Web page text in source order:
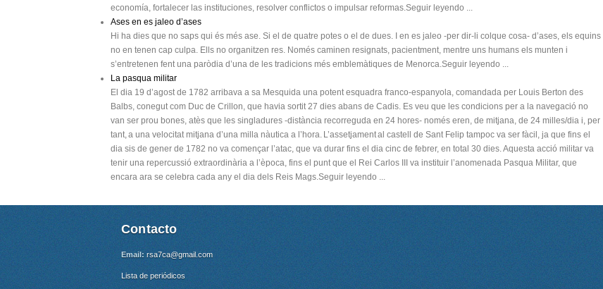
economía, fortalecer las instituciones, resolver conflictos o impulsar reformas.Seguir leyendo ...
Ases en es jaleo d’ases
Hi ha dies que no saps qui és més ase. Si el de quatre potes o el de dues. I en es jaleo -per dir-li colque cosa- d’ases, els equins
no en tenen cap culpa. Ells no organitzen res. Només caminen resignats, pacientment, mentre uns humans els munten i
s’entretenen fent una paròdia d’una de les tradicions més emblemàtiques de Menorca.Seguir leyendo ...
La pasqua militar
El dia 19 d’agost de 1782 arribava a sa Mesquida una potent esquadra franco-espanyola, comandada per Louis Berton des
Balbs, conegut com Duc de Crillon, que havia sortit 27 dies abans de Cadis. Es veu que les condicions per a la navegació no
van ser prou bones, atès que les singladures -distància recorreguda en 24 hores- només eren, de mitjana, de 24 milles/dia i, per
tant, a una velocitat mitjana d’una milla nàutica a l’hora. L’assetjament al castell de Sant Felip tampoc va ser fàcil, ja que fins el
dia sis de gener de 1782 no va començar l’atac, que va durar fins el dia cinc de febrer, en total 30 dies. Aquesta acció militar va
tenir una repercussió extraordinària a l’època, fins el punt que el Rei Carlos III va instituir l’anomenada Pasqua Militar, que
encara ara se celebra cada any el dia dels Reis Mags.Seguir leyendo ...
Contacto
Email: rsa7ca@gmail.com
Lista de periódicos